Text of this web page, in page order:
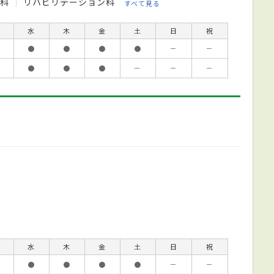
すべて見る
水 木 金 土 日
祝
● ● ● ● －
－
● ● ● － － －
水 木 金 土 日
祝
● ● ● ● －
－